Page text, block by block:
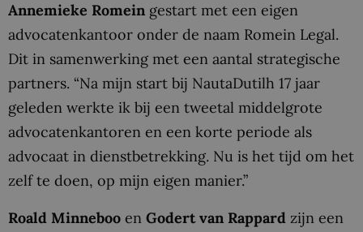
Annemieke Romein gestart met een eigen
advocatenkantoor onder de naam Romein Legal.
Dit in samenwerking met een aantal strategische
partners. “Na mijn start bij NautaDutilh 17 jaar
geleden werkte ik bij een tweetal middelgrote
advocatenkantoren en een korte periode als
advocaat in dienstbetrekking. Nu is het tijd om het
zelf te doen, op mijn eigen manier.”
Roald Minneboo en Godert van Rappard zijn een